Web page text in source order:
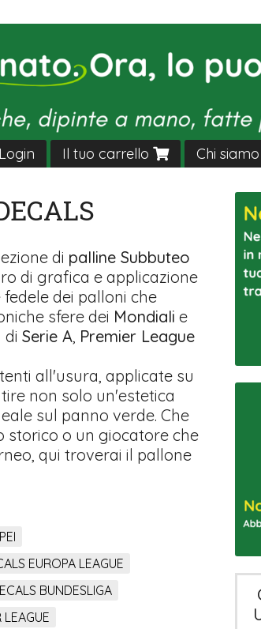
Login Il tuo carrello Chi siamo
di palline Subbuteo
di grafica e applicazione
dei palloni che
sfere dei Mondiali e
Serie A, Premier League
all'usura, applicate su
non solo un'estetica
sul panno verde. Che
storico o un giocatore che
qui troverai il pallone
EUROPA LEAGUE
BUNDESLIGA
LEAGUE